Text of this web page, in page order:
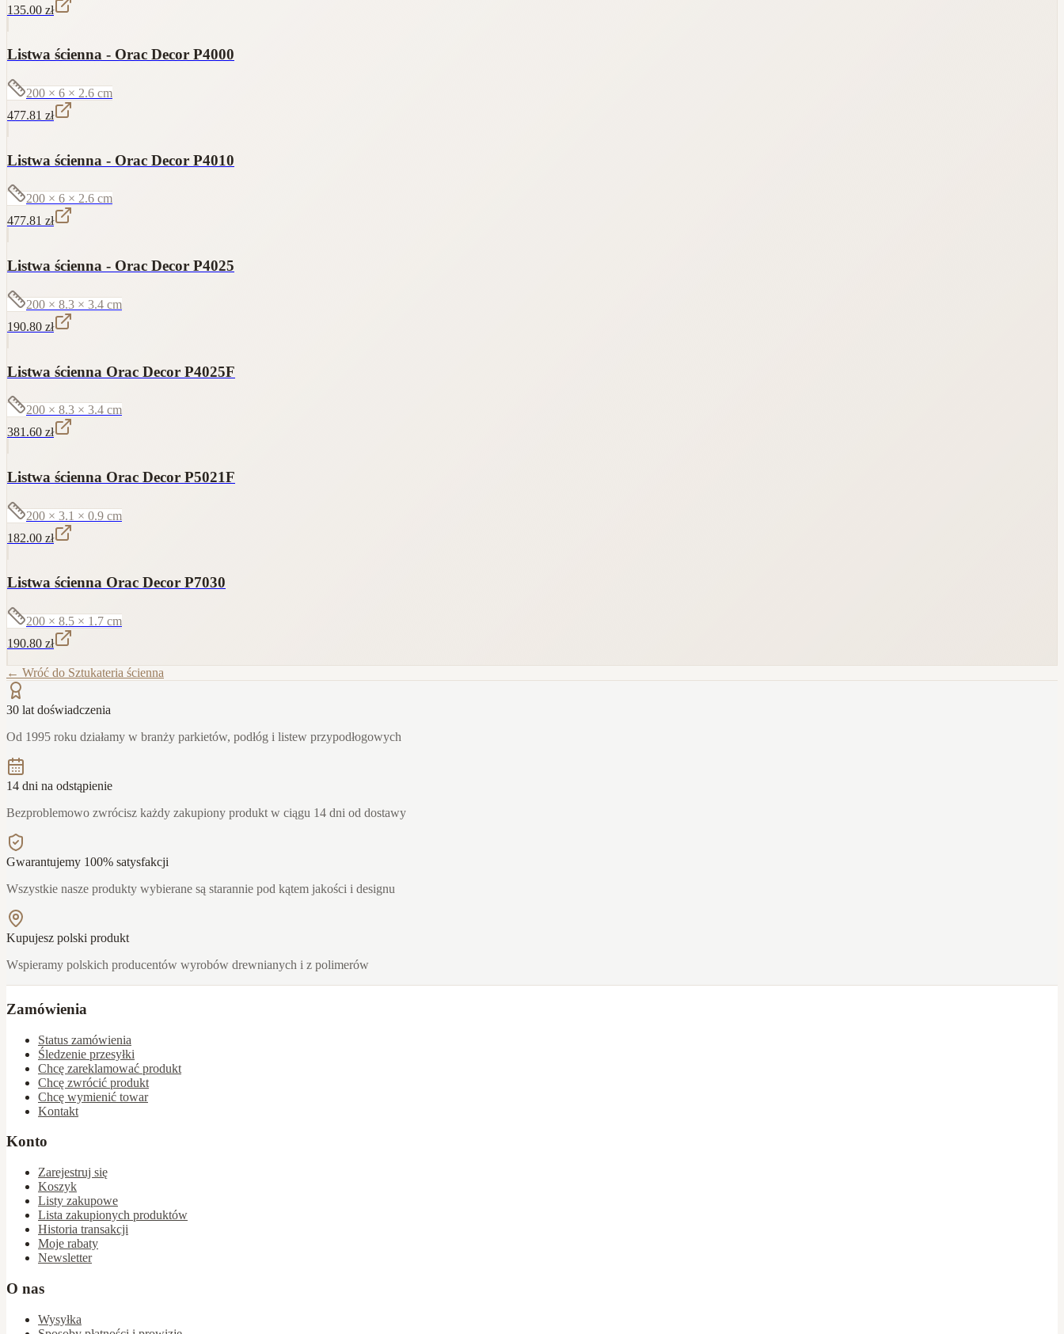
135.00 zł
Listwa ścienna - Orac Decor P4000
200 × 6 × 2.6 cm
477.81 zł
Listwa ścienna - Orac Decor P4010
200 × 6 × 2.6 cm
477.81 zł
Listwa ścienna - Orac Decor P4025
200 × 8.3 × 3.4 cm
190.80 zł
Listwa ścienna Orac Decor P4025F
200 × 8.3 × 3.4 cm
381.60 zł
Listwa ścienna Orac Decor P5021F
200 × 3.1 × 0.9 cm
182.00 zł
Listwa ścienna Orac Decor P7030
200 × 8.5 × 1.7 cm
190.80 zł
← Wróć do Sztukateria ścienna
30 lat doświadczenia
Od 1995 roku działamy w branży parkietów, podłóg i listew przypodłogowych
14 dni na odstąpienie
Bezproblemowo zwrócisz każdy zakupiony produkt w ciągu 14 dni od dostawy
Gwarantujemy 100% satysfakcji
Wszystkie nasze produkty wybierane są starannie pod kątem jakości i designu
Kupujesz polski produkt
Wspieramy polskich producentów wyrobów drewnianych i z polimerów
Zamówienia
Status zamówienia
Śledzenie przesyłki
Chcę zareklamować produkt
Chcę zwrócić produkt
Chcę wymienić towar
Kontakt
Konto
Zarejestruj się
Koszyk
Listy zakupowe
Lista zakupionych produktów
Historia transakcji
Moje rabaty
Newsletter
O nas
Wysyłka